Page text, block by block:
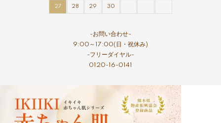
27 28 29 30
-お問い合わせ-
9:00～17:00(日・祝休み)
-フリーダイヤル-
0120-16-0141